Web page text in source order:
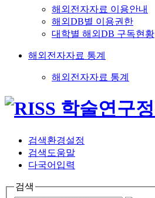
해외전자자료 이용안내
해외DB별 이용권한
대학별 해외DB 구독현황
해외전자자료 통계
해외전자자료 통계
검색환경설정
검색도움말
다국어입력
검색